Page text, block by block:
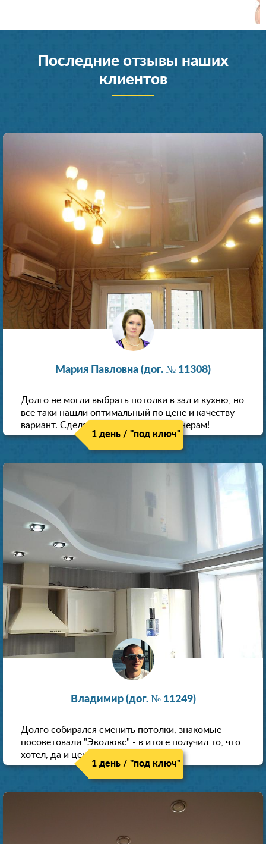
Последние отзывы наших
клиентов
Мария Павловна (дог. № 11308)
Долго не могли выбрать потолки в зал и кухню, но
все таки нашли оптимальный по цене и качеству
вариант. Сделали скидку как пенсионерам!
1 день / "под ключ"
Владимир (дог. № 11249)
Долго собирался сменить потолки, знакомые
посоветовали "Эколюкс" - в итоге получил то, что
хотел, да и цена нормальная.
1 день / "под ключ"